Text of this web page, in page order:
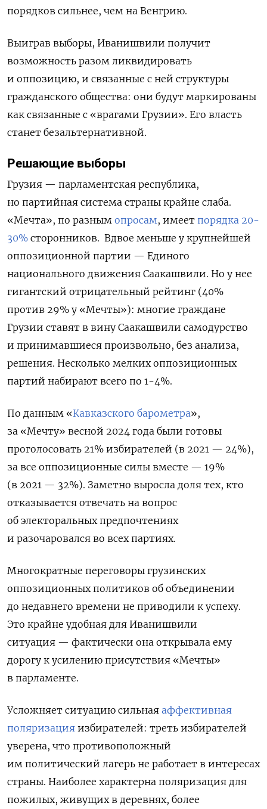
порядков сильнее, чем на Венгрию.
Выиграв выборы, Иванишвили получит
возможность разом ликвидировать
и оппозицию, и связанные с ней структуры
гражданского общества: они будут маркированы
как связанные с «врагами Грузии». Его власть
станет безальтернативной.
Решающие выборы
Грузия — парламентская республика,
но партийная система страны крайне слаба.
«Мечта», по разным опросам, имеет порядка 20-
30% сторонников. Вдвое меньше у крупнейшей
оппозиционной партии — Единого
национального движения Саакашвили. Но у нее
гигантский отрицательный рейтинг (40%
против 29% у «Мечты»): многие граждане
Грузии ставят в вину Саакашвили самодурство
и принимавшиеся произвольно, без анализа,
решения. Несколько мелких оппозиционных
партий набирают всего по 1-4%.
По данным «Кавказского барометра»,
за «Мечту» весной 2024 года были готовы
проголосовать 21% избирателей (в 2021 — 24%),
за все оппозиционные силы вместе — 19%
(в 2021 — 32%). Заметно выросла доля тех, кто
отказывается отвечать на вопрос
об электоральных предпочтениях
и разочаровался во всех партиях.
Многократные переговоры грузинских
оппозиционных политиков об объединении
до недавнего времени не приводили к успеху.
Это крайне удобная для Иванишвили
ситуация — фактически она открывала ему
дорогу к усилению присутствия «Мечты»
в парламенте.
Усложняет ситуацию сильная аффективная
поляризация избирателей: треть избирателей
уверена, что противоположный
им политический лагерь не работает в интересах
страны. Наиболее характерна поляризация для
пожилых, живущих в деревнях, более